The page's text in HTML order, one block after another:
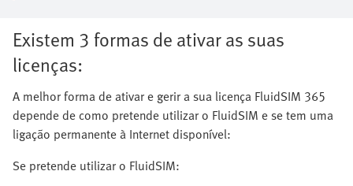
Existem 3 formas de ativar as suas
licenças:
A melhor forma de ativar e gerir a sua licença FluidSIM 365
depende de como pretende utilizar o FluidSIM e se tem uma
ligação permanente à Internet disponível:
Se pretende utilizar o FluidSIM: